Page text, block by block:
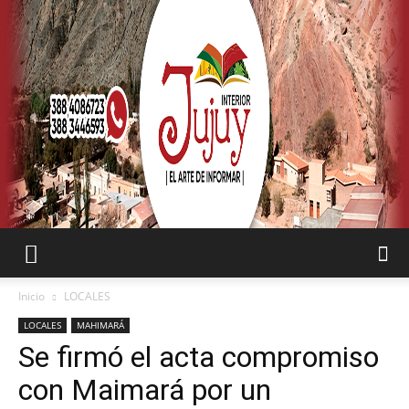
INTERIOR
Inicio LOCALES
LOCALES MAHIMARÁ
Se firmó el acta compromiso
con Maimará por un